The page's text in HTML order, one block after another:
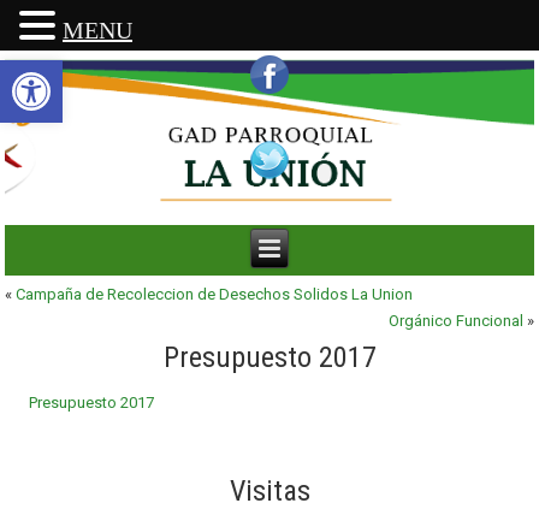
Abrir barra de herramientas
«Campaña de Recoleccion de Desechos Solidos La Union
Orgánico Funcional »
Presupuesto 2017
Presupuesto 2017
Visitas
MENU